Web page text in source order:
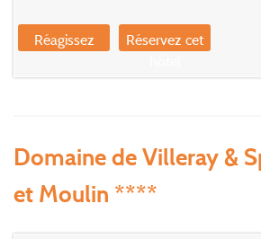
Réagissez
Réservez cet
Domaine de Villeray &
et Moulin ****